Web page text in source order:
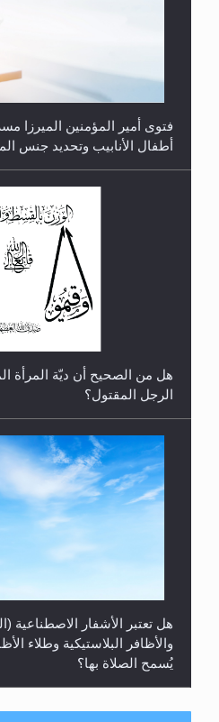
رأيٌ في لغة المسيح الموعود عليه
فتوى أمير المؤمنين الميرزا
أطفال الأنابيب وتحديد جنس
هل من الصحيح أن ديّة المرأة
الرجل المقتول؟
هل تعتبر الأشفار الاصطناعية
والأظافر البلاستيكية وطلاء
يُسمح الصلاة بها؟